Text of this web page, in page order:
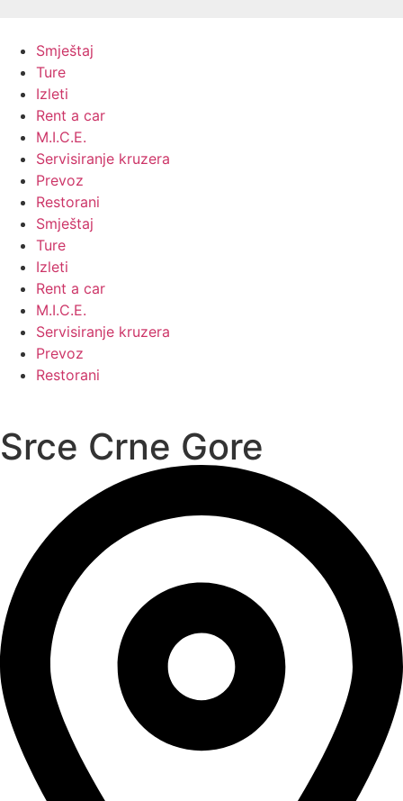
contentSmještaj
Ture
Izleti
Rent a car
M.I.C.E.
Servisiranje kruzera
Prevoz
Restorani
Smještaj
Ture
Izleti
Rent a car
M.I.C.E.
Servisiranje kruzera
Prevoz
Restorani
Srce Crne Gore